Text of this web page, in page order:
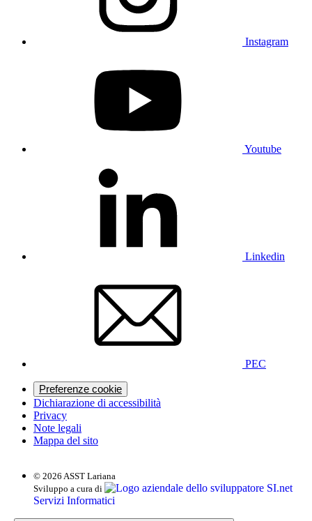
Instagram
Youtube
Linkedin
PEC
Preferenze cookie
Dichiarazione di accessibilità
Privacy
Note legali
Mappa del sito
© 2026 ASST Lariana
Sviluppo a cura di
SI.net
Servizi Informatici